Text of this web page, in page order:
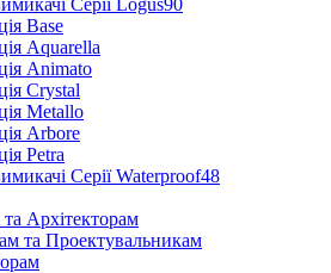
Base
Aquarella
Animato
Crystal
Metallo
Arbore
Petra
Серії Waterproof48
Архітекторам
та Проектувальникам